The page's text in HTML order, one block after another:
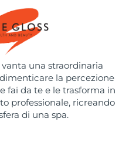
vanta una straordinaria
la percezione
fai da te e le trasforma in
professionale, ricreando
di una spa.